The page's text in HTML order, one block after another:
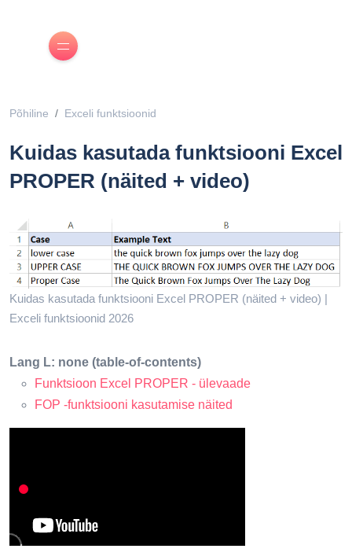
Põhiline Exceli funktsioonid
Kuidas kasutada funktsiooni Excel
PROPER (näited + video)
Kuidas kasutada funktsiooni Excel PROPER (näited + video) |
Exceli funktsioonid 2026
Lang L: none (table-of-contents)
Funktsioon Excel PROPER - ülevaade
FOP -funktsiooni kasutamise näited